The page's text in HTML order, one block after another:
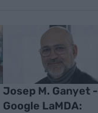
Josep M. Ganyet -
Google LaMDA: